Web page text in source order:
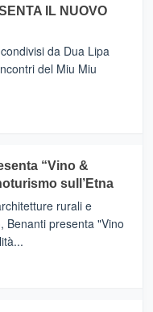
IL NUOVO
da Dua Lipa
del Miu Miu
“Vino &
sull’Etna
rurali e
Benanti presenta "Vino